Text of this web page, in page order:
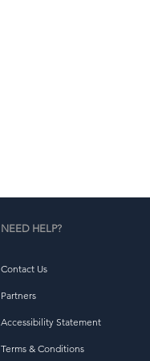
NEED HELP?
Contact Us
Partners
Accessibility Statement
Terms & Conditions